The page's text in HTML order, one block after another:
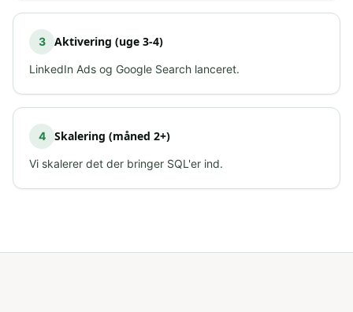
3 Aktivering (uge 3-4)
LinkedIn Ads og Google Search lanceret.
4 Skalering (måned 2+)
Vi skalerer det der bringer SQL'er ind.